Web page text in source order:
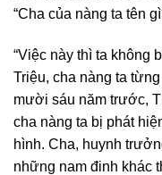
“Cha của nàng ta tên
“Việc này thì ta không
Triệu, cha nàng ta từng
mười sáu năm trước,
cha nàng ta bị phát
hình. Cha, huynh
những nam đinh khác